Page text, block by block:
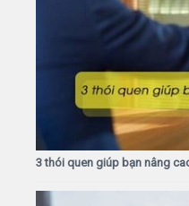
3 thói quen giúp bạn nâng